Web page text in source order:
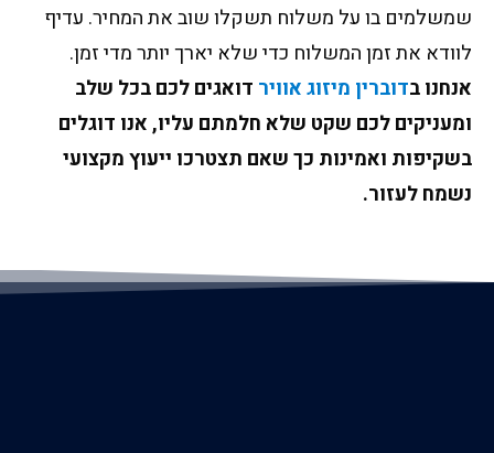
שמשלמים בו על משלוח תשקלו שוב את המחיר. עדיף
לוודא את זמן המשלוח כדי שלא יארך יותר מדי זמן.
אנחנו בדוברין מיזוג אוויר דואגים לכם בכל שלב
ומעניקים לכם שקט שלא חלמתם עליו, אנו דוגלים
בשקיפות ואמינות כך שאם תצטרכו ייעוץ מקצועי
נשמח לעזור.